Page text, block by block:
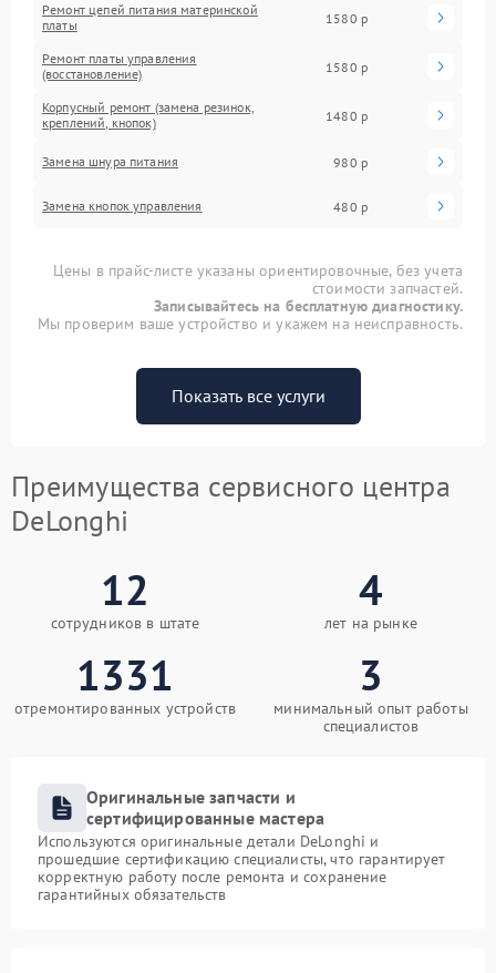
Ремонт цепей питания материнской
платы
1580 р
Ремонт платы управления
(восстановление)
1580 р
Корпусный ремонт (замена резинок,
креплений, кнопок)
1480 р
Замена шнура питания 980 р
Замена кнопок управления 480 р
Цены в прайс-листе указаны ориентировочные, без учета
стоимости запчастей.
Записывайтесь на бесплатную диагностику.
Мы проверим ваше устройство и укажем на неисправность.
Показать все услуги
Преимущества сервисного центра
DeLonghi
12
сотрудников в штате
4
лет на рынке
1331
отремонтированных устройств
3
минимальный опыт работы
специалистов
Оригинальные запчасти и
сертифицированные мастера
Используются оригинальные детали DeLonghi и
прошедшие сертификацию специалисты, что гарантирует
корректную работу после ремонта и сохранение
гарантийных обязательств